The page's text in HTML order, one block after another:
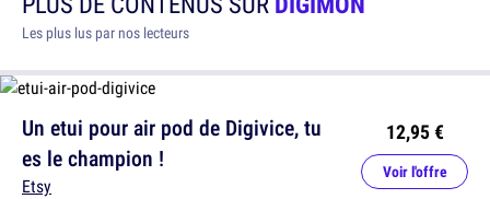
Les plus lus par nos lecteurs
Un etui pour air pod de Digivice, tu
es le champion !
Etsy
12,95 €
Voir l'offre